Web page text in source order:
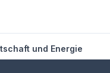
und Energie